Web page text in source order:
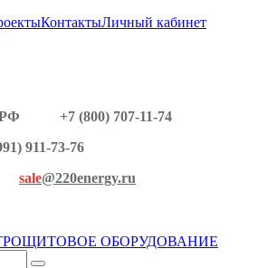
КонтактыЛичный кабинет
+7 (800) 707-11-74
73-76
sale@220energy.ru